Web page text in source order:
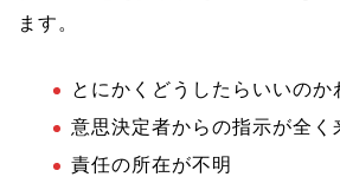
ます。
とにかくどうしたらいいのか
意思決定者からの指示が全く
責任の所在が不明